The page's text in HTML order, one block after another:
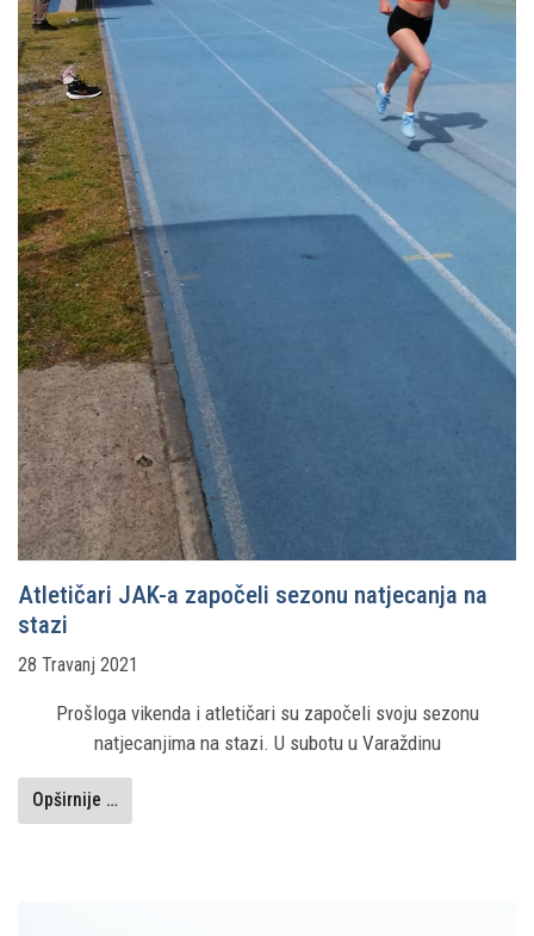
Atletičari JAK-a započeli sezonu natjecanja na
stazi
28 Travanj 2021
Prošloga vikenda i atletičari su započeli svoju sezonu
natjecanjima na stazi. U subotu u Varaždinu
Opširnije …